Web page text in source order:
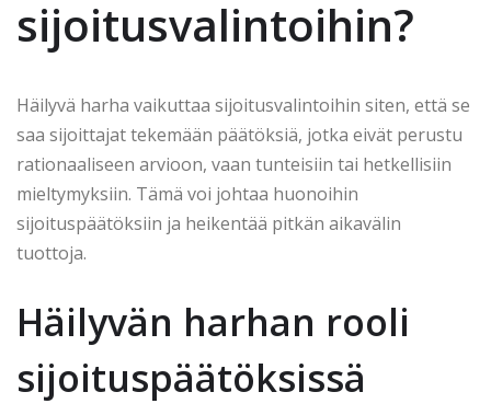
sijoitusvalintoihin?
Häilyvä harha vaikuttaa sijoitusvalintoihin siten, että se
saa sijoittajat tekemään päätöksiä, jotka eivät perustu
rationaaliseen arvioon, vaan tunteisiin tai hetkellisiin
mieltymyksiin. Tämä voi johtaa huonoihin
sijoituspäätöksiin ja heikentää pitkän aikavälin
tuottoja.
Häilyvän harhan rooli
sijoituspäätöksissä